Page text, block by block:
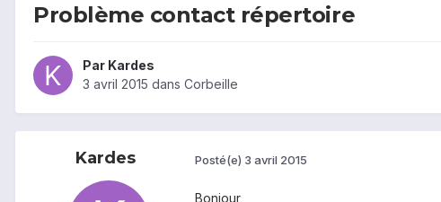
Problème contact répertoire
Par Kardes
3 avril 2015 dans Corbeille
Kardes Posté(e) 3 avril 2015
Bonjour,